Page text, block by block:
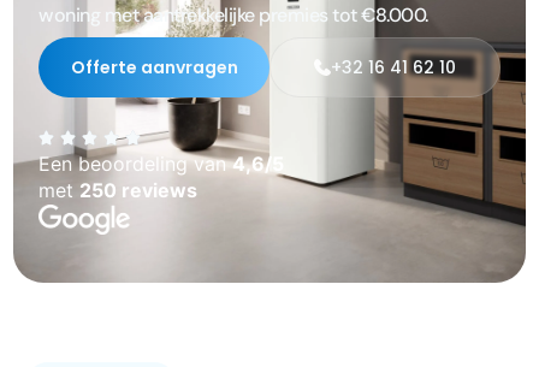
woning met aantrekkelijke premies tot €8.000.
Offerte aanvragen +32 16 41 62 10
Een beoordeling van4,6/5
met 250 reviews